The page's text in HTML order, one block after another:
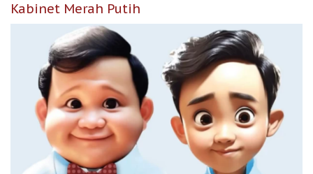
Kabinet Merah Putih